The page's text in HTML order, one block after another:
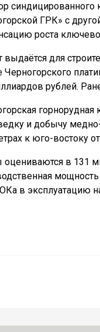
ГРК» с
роста
выдаётся для
Черногорского
рублей.
горнорудная
и добычу
к юго-востоку
оцениваются в 131
в эксплуатацию